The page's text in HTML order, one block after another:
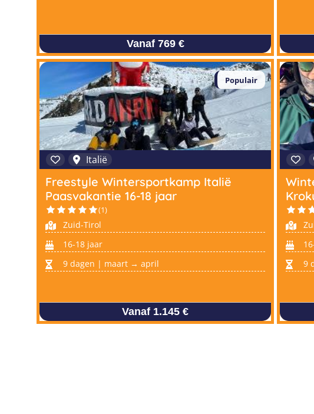
Vanaf 769 €
Populair
Italië
Freestyle Wintersportkamp Italië
Paasvakantie 16-18 jaar
(1)
Zuid-Tirol
16-18 jaar
9 dagen | maart → april
Vanaf 1.145 €
9